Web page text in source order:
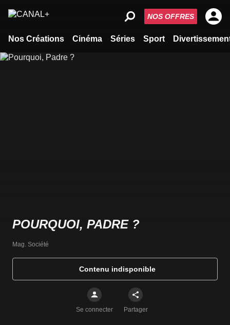
Nos Créations Cinéma Séries Sport
NOS OFFRES
POURQUOI, PADRE ?
Mag. Société
Contenu indisponible
Se connecter Partager